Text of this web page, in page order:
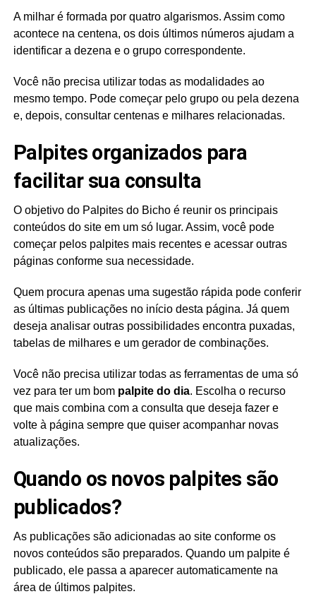
A milhar é formada por quatro algarismos. Assim como
acontece na centena, os dois últimos números ajudam a
identificar a dezena e o grupo correspondente.
Você não precisa utilizar todas as modalidades ao
mesmo tempo. Pode começar pelo grupo ou pela dezena
e, depois, consultar centenas e milhares relacionadas.
Palpites organizados para
facilitar sua consulta
O objetivo do Palpites do Bicho é reunir os principais
conteúdos do site em um só lugar. Assim, você pode
começar pelos palpites mais recentes e acessar outras
páginas conforme sua necessidade.
Quem procura apenas uma sugestão rápida pode conferir
as últimas publicações no início desta página. Já quem
deseja analisar outras possibilidades encontra puxadas,
tabelas de milhares e um gerador de combinações.
Você não precisa utilizar todas as ferramentas de uma só
vez para ter um bom palpite do dia. Escolha o recurso
que mais combina com a consulta que deseja fazer e
volte à página sempre que quiser acompanhar novas
atualizações.
Quando os novos palpites são
publicados?
As publicações são adicionadas ao site conforme os
novos conteúdos são preparados. Quando um palpite é
publicado, ele passa a aparecer automaticamente na
área de últimos palpites.